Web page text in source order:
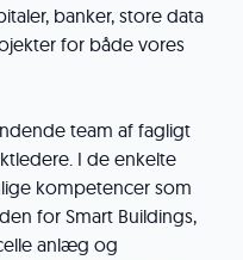
banker, store data
for både vores
team af fagligt
I de enkelte
kompetencer som
for Smart Buildings,
anlæg og